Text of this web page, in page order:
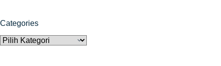
Categories
Categories